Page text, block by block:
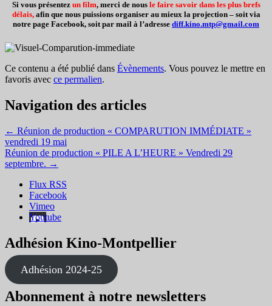
Si vous présentezun film, merci de nousle faire savoir dans les plus brefs
délais, afin que nous puissions organiser au mieux la projection – soit via
notre page Facebook, soit par mail à l’adresse diff.kino.mtp@gmail.com
Ce contenu a été publié dans Évènements. Vous pouvez le mettre en
favoris avec ce permalien.
Navigation des articles
← Réunion de production « COMPARUTION IMMÉDIATE »
vendredi 19 mai
Réunion de production « PILE A L’HEURE » Vendredi 29
septembre. →
Flux RSS
Facebook
Vimeo
Youtube
Adhésion Kino-Montpellier
Adhésion 2024-25
Abonnement à notre newsletters